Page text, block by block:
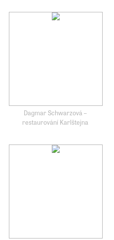
Dagmar Schwarzová –
restaurování Karlštejna